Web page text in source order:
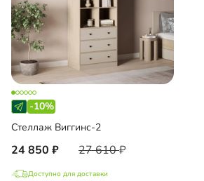
-10%
Стеллаж Виггинс-2
24 850 27 610
Доступно для доставки